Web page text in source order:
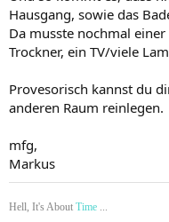
Hausgang, sowie das
Da musste nochmal
Trockner, ein TV/viele
Provesorisch kannst du
anderen Raum reinlegen.
mfg,
Markus
Hell, It's About Time